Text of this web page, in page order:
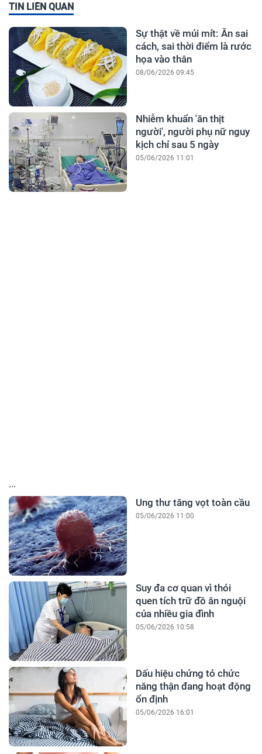
TIN LIÊN QUAN
Sự thật về múi mít: Ăn sai
cách, sai thời điểm là rước
họa vào thân
08/06/2026 09:45
Nhiễm khuẩn 'ăn thịt
người', người phụ nữ nguy
kịch chỉ sau 5 ngày
05/06/2026 11:01
...
Ung thư tăng vọt toàn cầu
05/06/2026 11:00
Suy đa cơ quan vì thói
quen tích trữ đồ ăn nguội
của nhiều gia đình
05/06/2026 10:58
Dấu hiệu chứng tỏ chức
năng thận đang hoạt động
ổn định
05/06/2026 16:01